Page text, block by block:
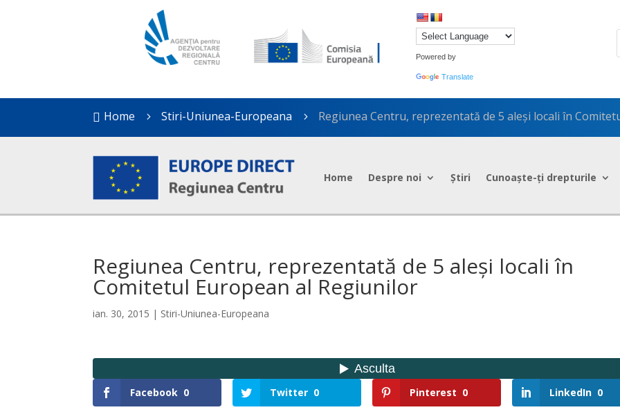
Powered by
Translate
 Home 5 Stiri-Uniunea-Europeana 5 Regiunea Centru, reprezentată de 5 aleși locali în
Home Despre noi Știri Cunoaște-ți drepturile
Regiunea Centru, reprezentată de 5 aleși locali în
Comitetul European al Regiunilor
ian. 30, 2015 | Stiri-Uniunea-Europeana
Facebook 0 Twitter 0 Pinterest 0 LinkedIn 0